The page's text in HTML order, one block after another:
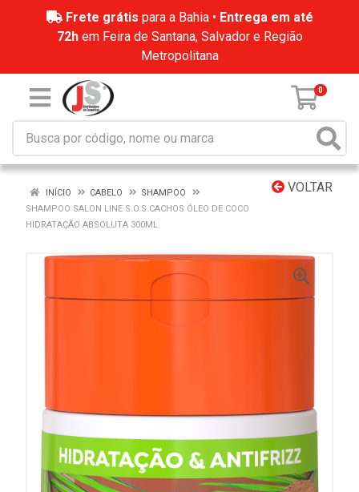
Frete grátis para a Bahia • Entrega em até
72hem Feira de Santana, Salvador e Região
Metropolitana
0
VOLTAR
INÍCIO CABELO
SHAMPOO
SHAMPOO SALON LINE S.O.S.CACHOS ÓLEO DE COCO
HIDRATAÇÃO ABSOLUTA 300ML